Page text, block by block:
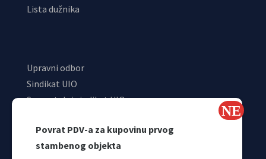
Povrat PDV-a za kupovinu prvog
stambenog objekta
Lista dužnika
Upravni odbor
Sindikat UIO
Samostalni sindikat UIO
Odjeljenje za makroekonomsku analizu